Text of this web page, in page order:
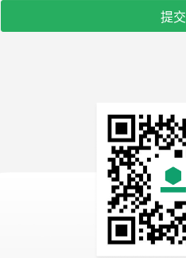
提交